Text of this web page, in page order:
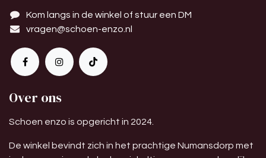
Kom langs in de winkel of stuur een DM
vragen@schoen-enzo.nl
Over ons
Schoen enzo is opgericht in 2024.
De winkel bevindt zich in het prachtige Numansdorp met